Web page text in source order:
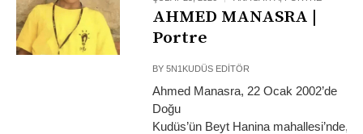
AHMED MANASRA |
Portre
BY5N1KUDÜS EDITÖR
Ahmed Manasra, 22 Ocak 2002’de
Doğu
Kudüs’ün Beyt Hanina mahallesi’nde,